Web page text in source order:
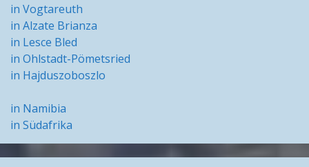
in Vogtareuth
in Alzate Brianza
in Lesce Bled
in Ohlstadt-Pömetsried
in Hajduszoboszlo
in Namibia
in Südafrika